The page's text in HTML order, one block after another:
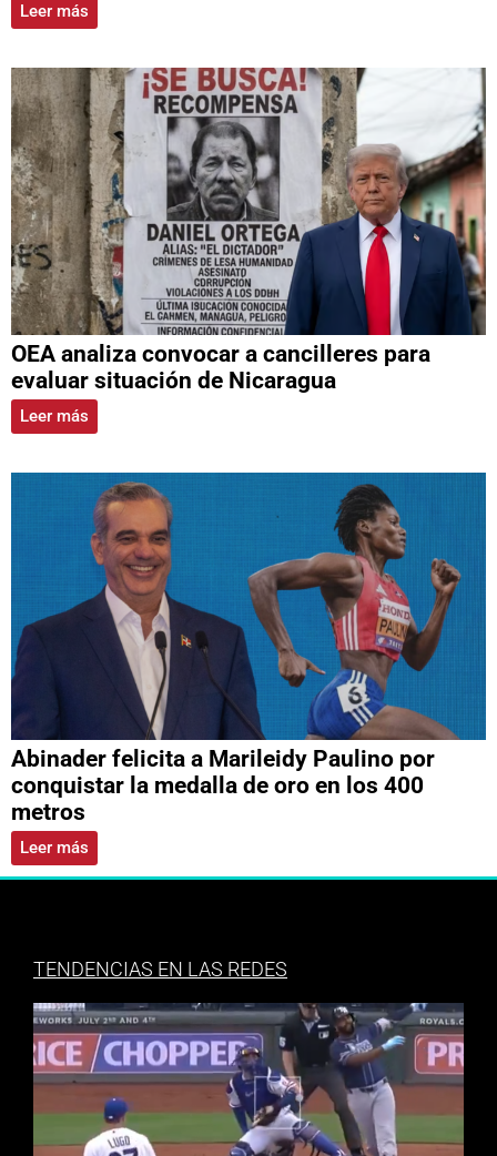
Leer más
OEA analiza convocar a cancilleres para
evaluar situación de Nicaragua
Leer más
Abinader felicita a Marileidy Paulino por
conquistar la medalla de oro en los 400
metros
Leer más
TENDENCIAS EN LAS REDES